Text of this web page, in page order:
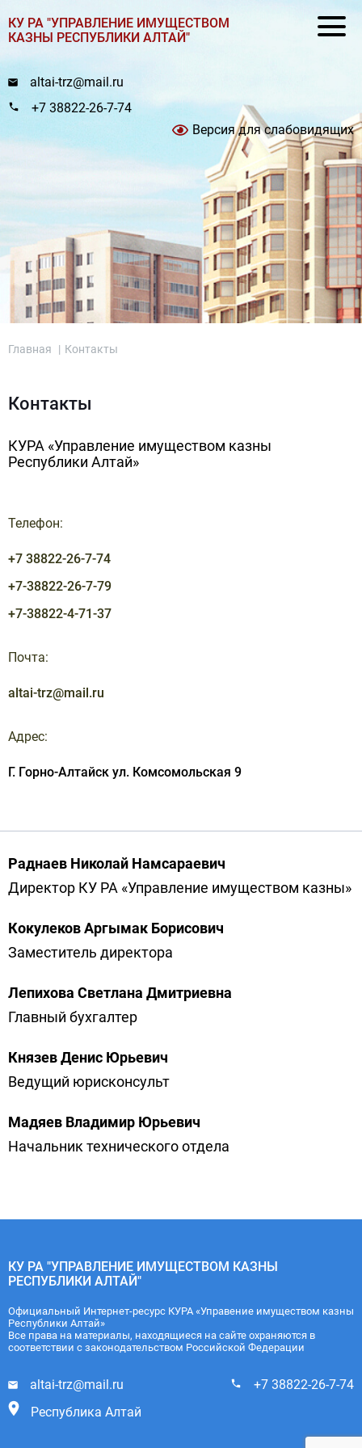
КУ РА "УПРАВЛЕНИЕ ИМУЩЕСТВОМ
КАЗНЫ РЕСПУБЛИКИ АЛТАЙ"
altai-trz@mail.ru
+7 38822-26-7-74
Версия для слабовидящих
Главная | Контакты
Контакты
КУРА «Управление имуществом казны
Республики Алтай»
Телефон:
+7 38822-26-7-74
+7-38822-26-7-79
+7-38822-4-71-37
Почта:
altai-trz@mail.ru
Адрес:
Г. Горно-Алтайск ул. Комсомольская 9
Раднаев Николай Намсараевич
Директор КУ РА «Управление имуществом казны»
Кокулеков Аргымак Борисович
Заместитель директора
Лепихова Светлана Дмитриевна
Главный бухгалтер
Князев Денис Юрьевич
Ведущий юрисконсульт
Мадяев Владимир Юрьевич
Начальник технического отдела
КУ РА "УПРАВЛЕНИЕ ИМУЩЕСТВОМ КАЗНЫ
РЕСПУБЛИКИ АЛТАЙ"
Официальный Интернет-ресурс КУРА «Управение имуществом казны
Республики Алтай»
Все права на материалы, находящиеся на сайте охраняются в
соответствии с законодательством Российской Федерации
altai-trz@mail.ru
Республика Алтай
+7 38822-26-7-74